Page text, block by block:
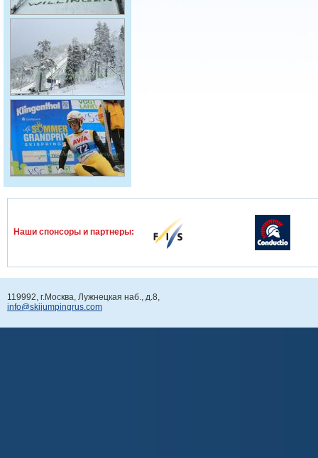
Наши спонcоры и партнеры:
119992, г.Москва, Лужнецкая наб., д.8,
info@skijumpingrus.com